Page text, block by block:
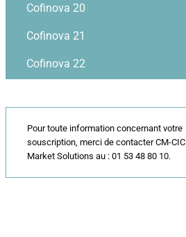
Cofinova 20
Cofinova 21
Cofinova 22
Pour toute information concernant votre
souscription, merci de contacter CM-CIC
Market Solutions au : 01 53 48 80 10.